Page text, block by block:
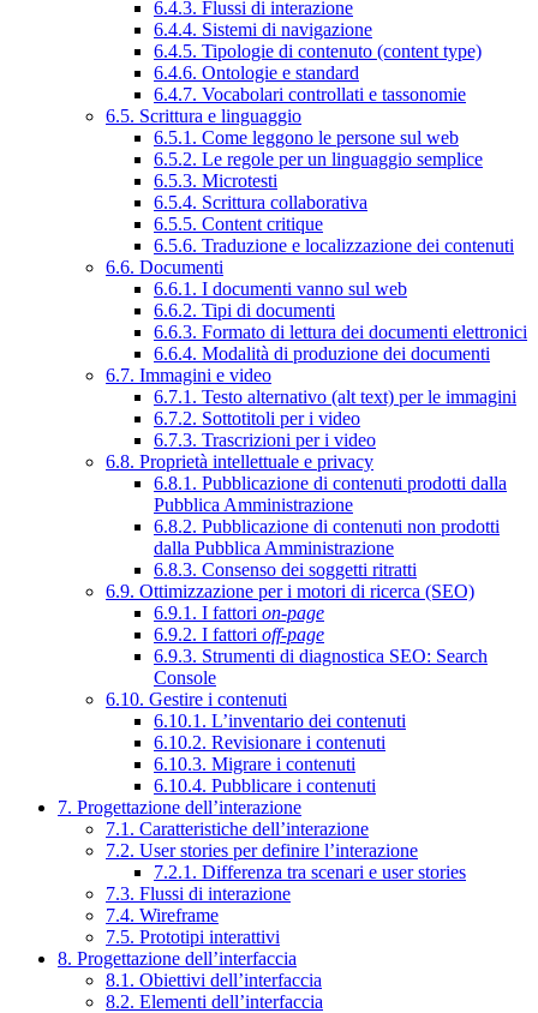
6.4.3. Flussi di interazione
6.4.4. Sistemi di navigazione
6.4.5. Tipologie di contenuto (content type)
6.4.6. Ontologie e standard
6.4.7. Vocabolari controllati e tassonomie
6.5. Scrittura e linguaggio
6.5.1. Come leggono le persone sul web
6.5.2. Le regole per un linguaggio semplice
6.5.3. Microtesti
6.5.4. Scrittura collaborativa
6.5.5. Content critique
6.5.6. Traduzione e localizzazione dei contenuti
6.6. Documenti
6.6.1. I documenti vanno sul web
6.6.2. Tipi di documenti
6.6.3. Formato di lettura dei documenti elettronici
6.6.4. Modalità di produzione dei documenti
6.7. Immagini e video
6.7.1. Testo alternativo (alt text) per le immagini
6.7.2. Sottotitoli per i video
6.7.3. Trascrizioni per i video
6.8. Proprietà intellettuale e privacy
6.8.1. Pubblicazione di contenuti prodotti dalla
Pubblica Amministrazione
6.8.2. Pubblicazione di contenuti non prodotti
dalla Pubblica Amministrazione
6.8.3. Consenso dei soggetti ritratti
6.9. Ottimizzazione per i motori di ricerca (SEO)
6.9.1. I fattori on-page
6.9.2. I fattori off-page
6.9.3. Strumenti di diagnostica SEO: Search
Console
6.10. Gestire i contenuti
6.10.1. L’inventario dei contenuti
6.10.2. Revisionare i contenuti
6.10.3. Migrare i contenuti
6.10.4. Pubblicare i contenuti
7. Progettazione dell’interazione
7.1. Caratteristiche dell’interazione
7.2. User stories per definire l’interazione
7.2.1. Differenza tra scenari e user stories
7.3. Flussi di interazione
7.4. Wireframe
7.5. Prototipi interattivi
8. Progettazione dell’interfaccia
8.1. Obiettivi dell’interfaccia
8.2. Elementi dell’interfaccia